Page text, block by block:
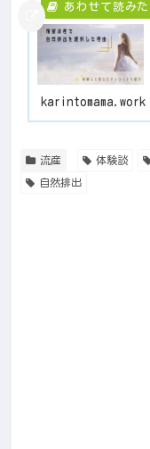
karintomama.work
流産 体験談
自然排出